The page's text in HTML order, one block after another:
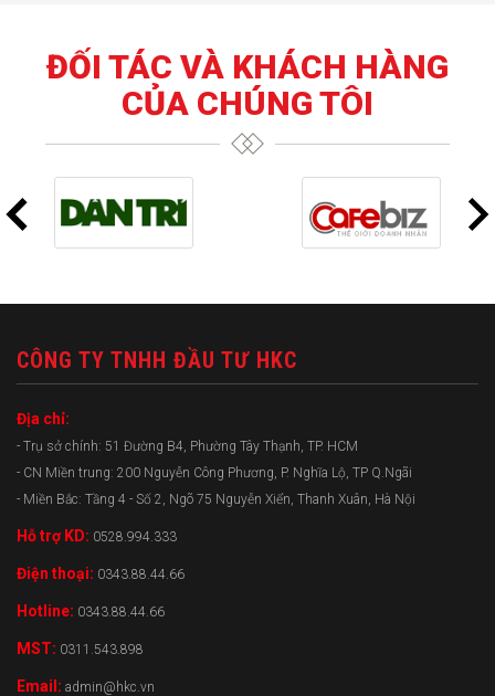
ĐỐI TÁC VÀ KHÁCH HÀNG
CỦA CHÚNG TÔI
CÔNG TY TNHH ĐẦU TƯ HKC
Địa chỉ:
- Trụ sở chính: 51 Đường B4, Phường Tây Thạnh, TP. HCM
- CN Miền trung: 200 Nguyễn Công Phương, P. Nghĩa Lộ, TP Q.Ngãi
- Miền Bắc: Tầng 4 - Số 2, Ngõ 75 Nguyễn Xiển, Thanh Xuân, Hà Nội
Hỗ trợ KD: 0528.994.333
Điện thoại: 0343.88.44.66
Hotline: 0343.88.44.66
MST: 0311.543.898
Email: admin@hkc.vn